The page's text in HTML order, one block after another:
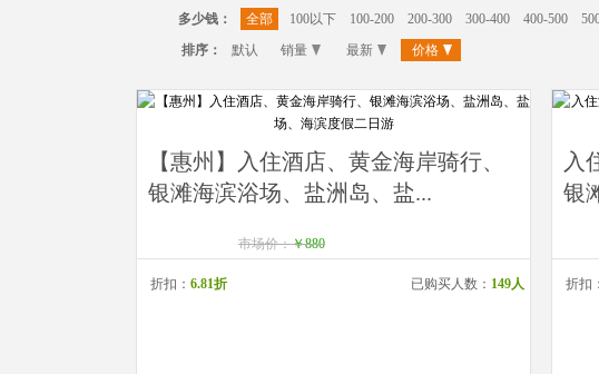
多少钱： 全部 100以下 100-200 200-300 300-400 400-500
排序：
默认 销量 最新 价格
【惠州】入住酒店、黄金海岸骑行、
银滩海滨浴场、盐洲岛、盐...
市场价：￥880
折扣： 6.81折 已购买人数： 149人
入
银
折扣：